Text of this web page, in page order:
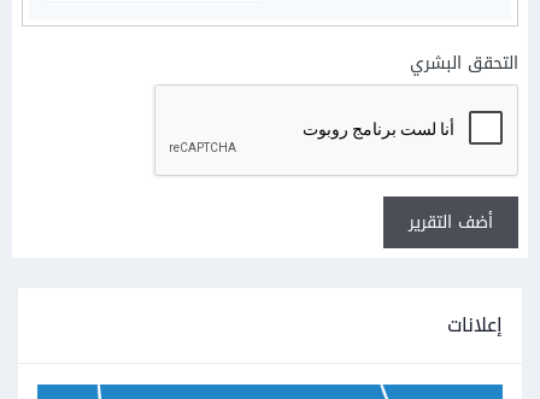
التحقق البشري
أضف التقرير
إعلانات